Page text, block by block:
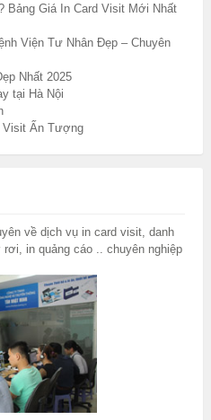
Bảng Giá In Card Visit Mới Nhất
Viện Tư Nhân Đẹp – Chuyên
Nhất 2025
tại Hà Nội
Visit Ấn Tượng
về dịch vụ in card visit, danh
in quảng cáo .. chuyên nghiệp